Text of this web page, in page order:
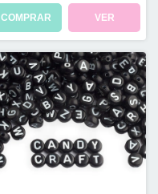
COMPRAR VER